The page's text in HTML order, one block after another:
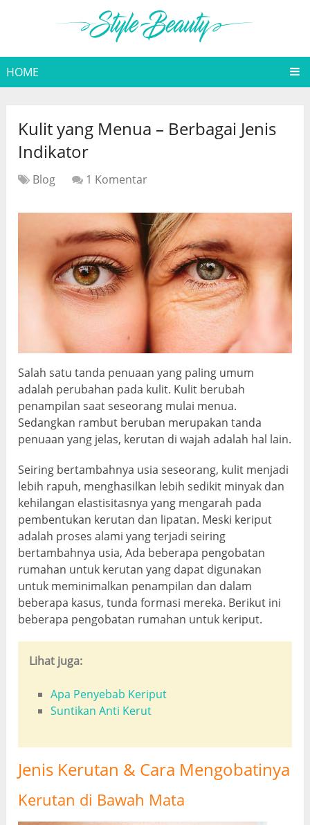
HOME
Kulit yang Menua – Berbagai Jenis
Indikator
Blog 1 Komentar
Salah satu tanda penuaan yang paling umum
adalah perubahan pada kulit. Kulit berubah
penampilan saat seseorang mulai menua.
Sedangkan rambut beruban merupakan tanda
penuaan yang jelas, kerutan di wajah adalah hal lain.
Seiring bertambahnya usia seseorang, kulit menjadi
lebih rapuh, menghasilkan lebih sedikit minyak dan
kehilangan elastisitasnya yang mengarah pada
pembentukan kerutan dan lipatan. Meski keriput
adalah proses alami yang terjadi seiring
bertambahnya usia, Ada beberapa pengobatan
rumahan untuk kerutan yang dapat digunakan
untuk meminimalkan penampilan dan dalam
beberapa kasus, tunda formasi mereka. Berikut ini
beberapa pengobatan rumahan untuk keriput.
Lihat juga:
Apa Penyebab Keriput
Suntikan Anti Kerut
Jenis Kerutan & Cara Mengobatinya
Kerutan di Bawah Mata